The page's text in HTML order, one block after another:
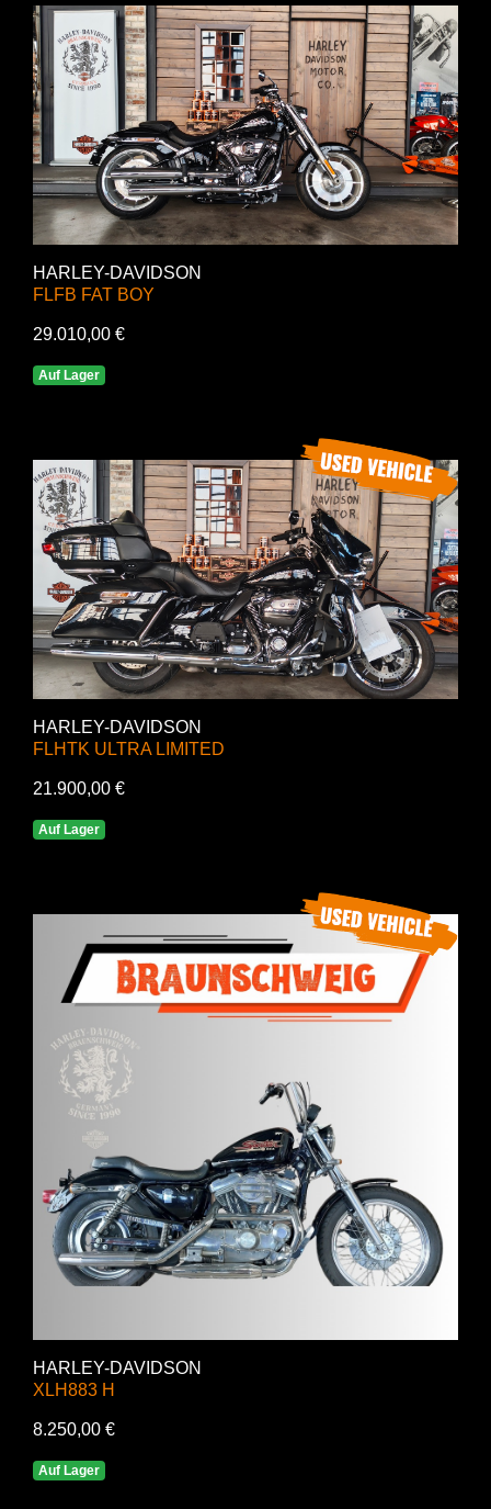
HARLEY-DAVIDSON
FLFB FAT BOY
29.010,00 €
Auf Lager
HARLEY-DAVIDSON
FLHTK ULTRA LIMITED
21.900,00 €
Auf Lager
HARLEY-DAVIDSON
XLH883 H
8.250,00 €
Auf Lager